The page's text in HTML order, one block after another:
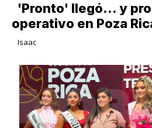
'Pronto' llegó... y
operativo en Poza
Isaac